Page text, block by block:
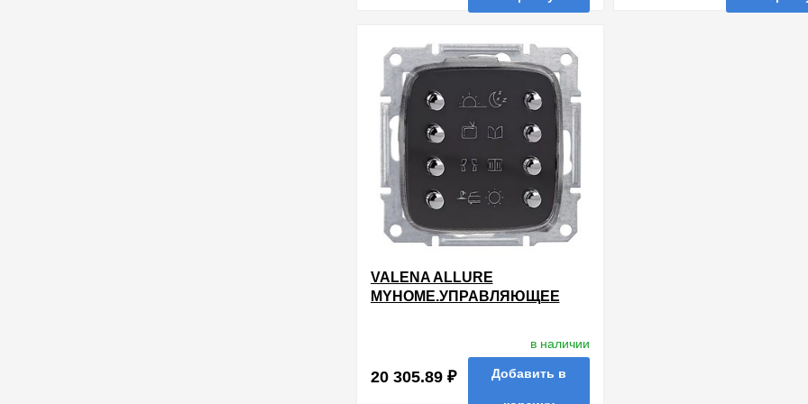
VALENA ALLURE
MYHOME.УПРАВЛЯЮЩЕЕ
20 305.89 ₽
в наличии
Добавить в